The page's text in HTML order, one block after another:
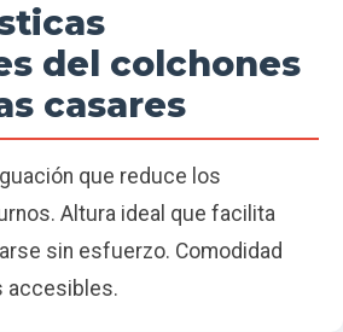
del colchones
casares
que reduce los
Altura ideal que facilita
sin esfuerzo. Comodidad
accesibles.